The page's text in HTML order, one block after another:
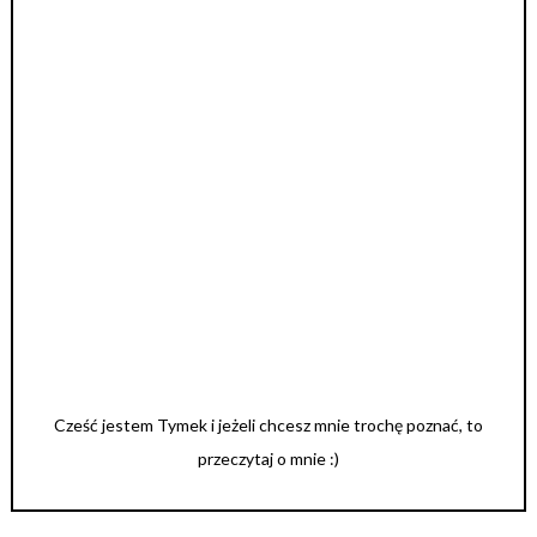
Cześć jestem Tymek i jeżeli chcesz mnie trochę poznać, to
przeczytaj o mnie :)